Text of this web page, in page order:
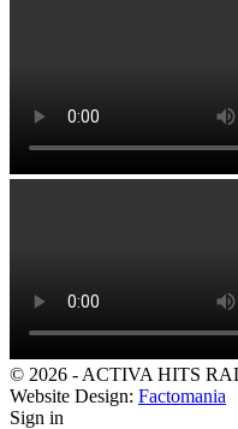
© 2026 - ACTIVA HITS
Website Design: Factomania
Sign in